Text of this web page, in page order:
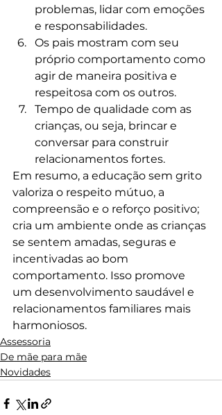
problemas, lidar com emoções
e responsabilidades.
Os pais mostram com seu
próprio comportamento como
agir de maneira positiva e
respeitosa com os outros.
Tempo de qualidade com as
crianças, ou seja, brincar e
conversar para construir
relacionamentos fortes.
Em resumo, a educação sem grito
valoriza o respeito mútuo, a
compreensão e o reforço positivo;
cria um ambiente onde as crianças
se sentem amadas, seguras e
incentivadas ao bom
comportamento. Isso promove
um desenvolvimento saudável e
relacionamentos familiares mais
harmoniosos.
Assessoria
De mãe para mãe
Novidades